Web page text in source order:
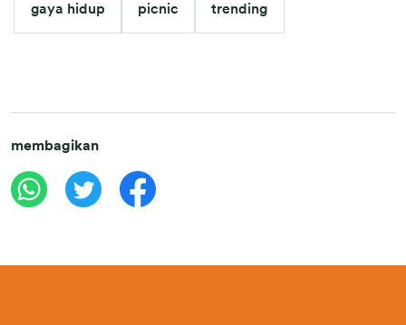
gaya hidup picnic trending
membagikan